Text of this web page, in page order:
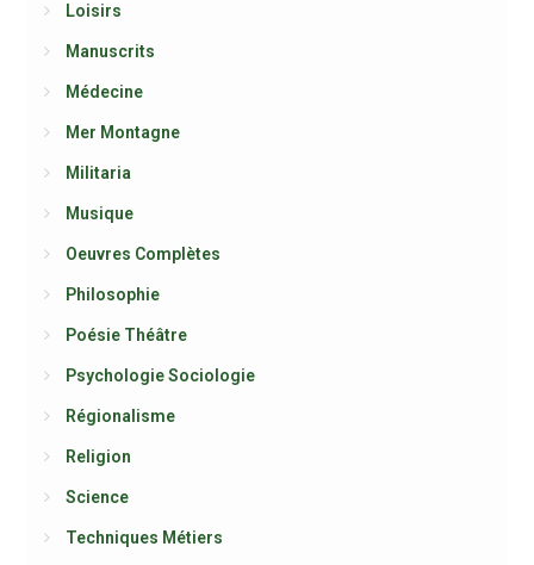
Loisirs
Manuscrits
Médecine
Mer Montagne
Militaria
Musique
Oeuvres Complètes
Philosophie
Poésie Théâtre
Psychologie Sociologie
Régionalisme
Religion
Science
Techniques Métiers